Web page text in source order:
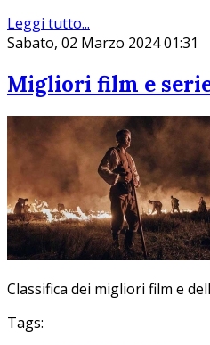
Leggi tutto...
Sabato, 02 Marzo 2024 01:31
Migliori film e
Classifica dei migliori film e
Tags: